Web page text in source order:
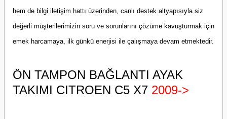
hem de bilgi iletişim hattı üzerinden, canlı destek altyapısıyla siz
değerli müşterilerimizin soru ve sorunlarını çözüme kavuşturmak için
emek harcamaya, ilk günkü enerjisi ile çalışmaya devam etmektedir.
ÖN TAMPON BAĞLANTI AYAK
TAKIMI CITROEN C5 X7 2009->